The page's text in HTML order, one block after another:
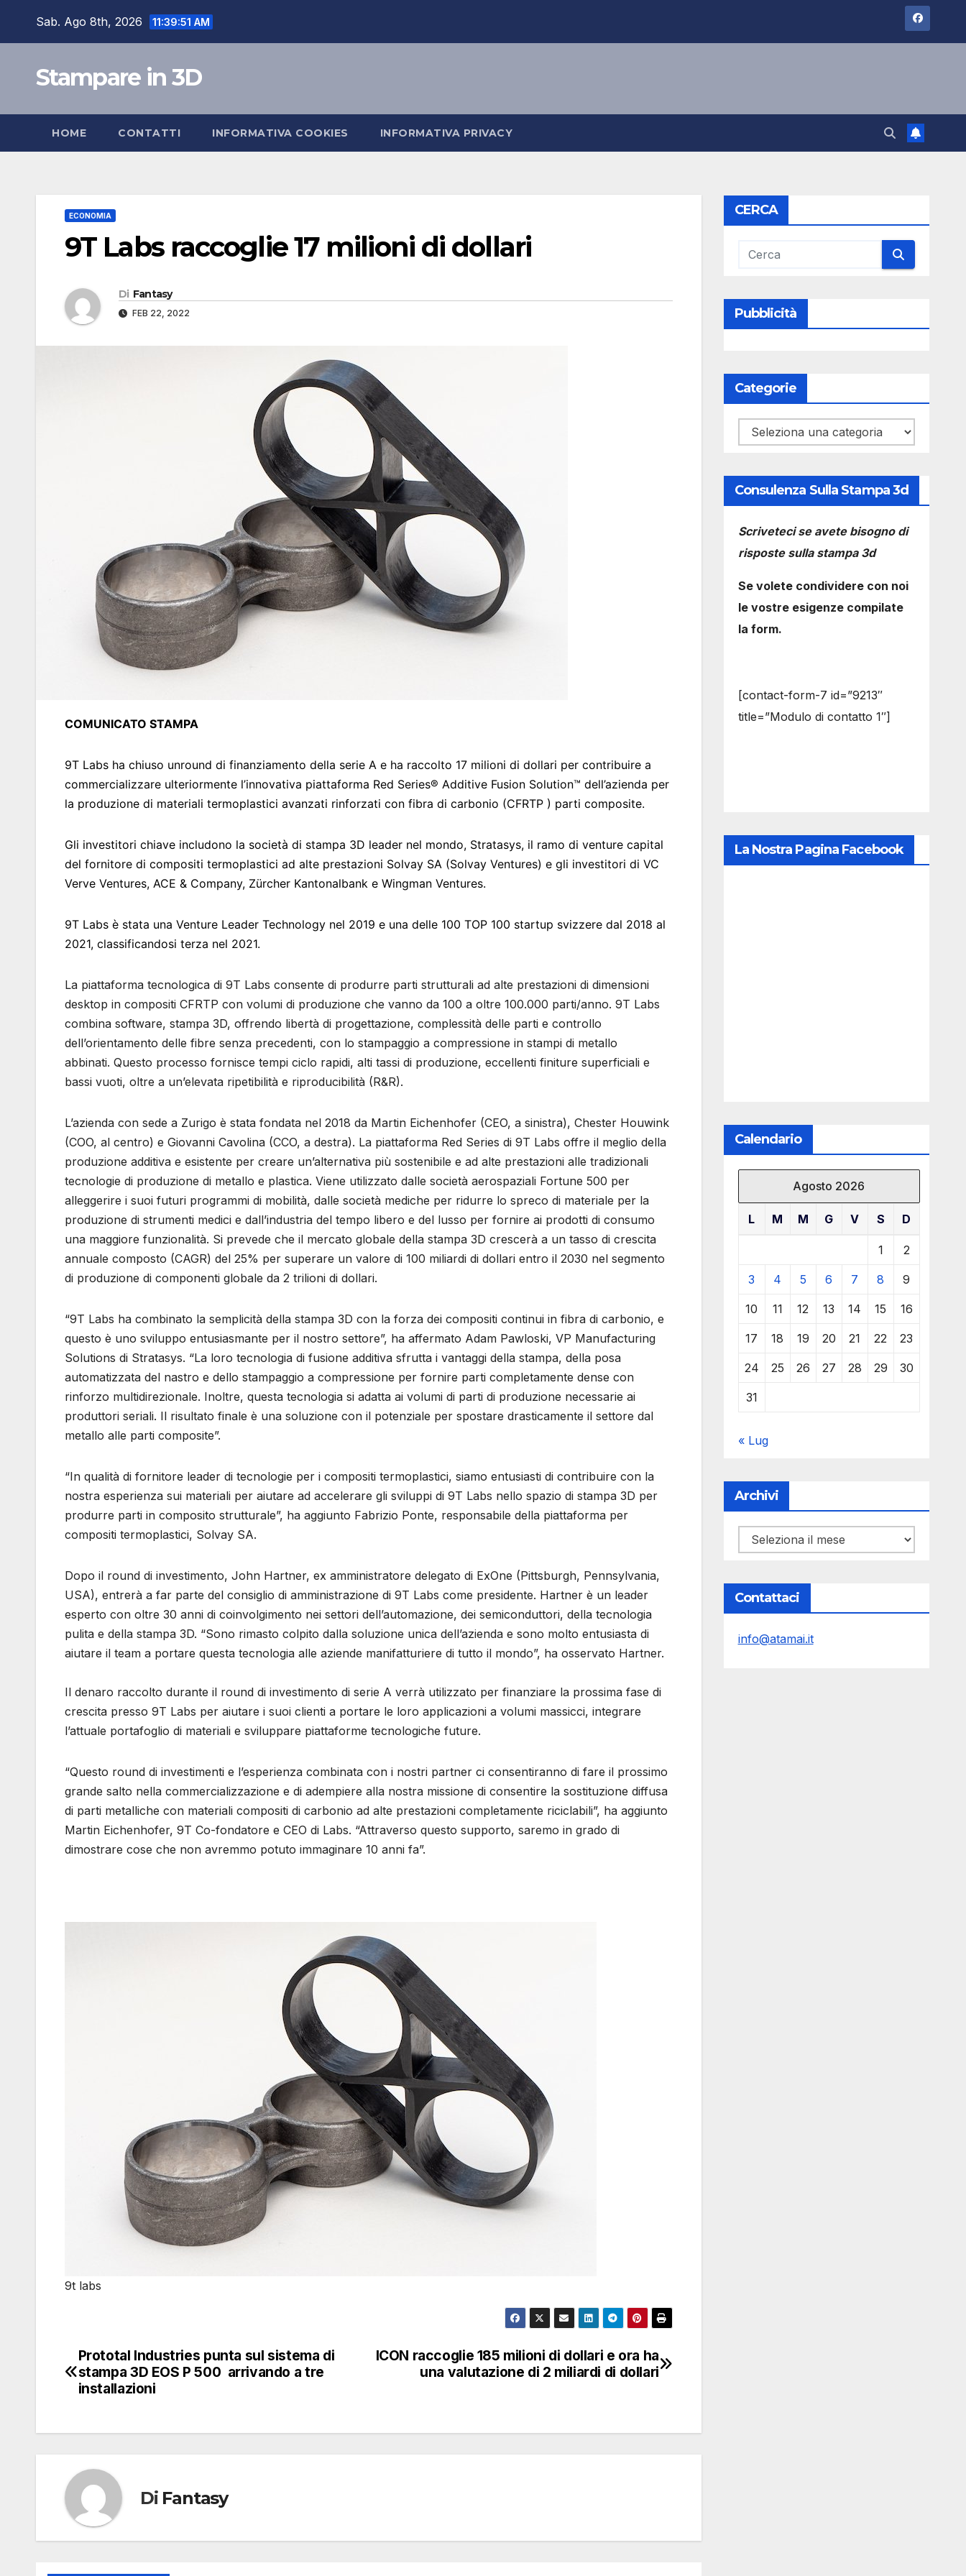
Sab. Ago 8th, 2026 11:39:52 AM
Stampare in 3D
HOME CONTATTI INFORMATIVA COOKIES INFORMATIVA PRIVACY
ECONOMIA
9T Labs raccoglie 17 milioni di dollari
Di Fantasy
FEB 22, 2022
COMUNICATO STAMPA
9T Labs ha chiuso unround di finanziamento della serie A e ha raccolto 17 milioni di dollari per contribuire a
commercializzare ulteriormente l’innovativa piattaforma Red Series® Additive Fusion Solution™ dell’azienda per
la produzione di materiali termoplastici avanzati rinforzati con fibra di carbonio (CFRTP ) parti composite.
Gli investitori chiave includono la società di stampa 3D leader nel mondo, Stratasys, il ramo di venture capital
del fornitore di compositi termoplastici ad alte prestazioni Solvay SA (Solvay Ventures) e gli investitori di VC
Verve Ventures, ACE & Company, Zürcher Kantonalbank e Wingman Ventures.
9T Labs è stata una Venture Leader Technology nel 2019 e una delle 100 TOP 100 startup svizzere dal 2018 al
2021, classificandosi terza nel 2021.
La piattaforma tecnologica di 9T Labs consente di produrre parti strutturali ad alte prestazioni di dimensioni
desktop in compositi CFRTP con volumi di produzione che vanno da 100 a oltre 100.000 parti/anno. 9T Labs
combina software, stampa 3D, offrendo libertà di progettazione, complessità delle parti e controllo
dell’orientamento delle fibre senza precedenti, con lo stampaggio a compressione in stampi di metallo
abbinati. Questo processo fornisce tempi ciclo rapidi, alti tassi di produzione, eccellenti finiture superficiali e
bassi vuoti, oltre a un’elevata ripetibilità e riproducibilità (R&R).
L’azienda con sede a Zurigo è stata fondata nel 2018 da Martin Eichenhofer (CEO, a sinistra), Chester Houwink
(COO, al centro) e Giovanni Cavolina (CCO, a destra). La piattaforma Red Series di 9T Labs offre il meglio della
produzione additiva e esistente per creare un’alternativa più sostenibile e ad alte prestazioni alle tradizionali
tecnologie di produzione di metallo e plastica. Viene utilizzato dalle società aerospaziali Fortune 500 per
alleggerire i suoi futuri programmi di mobilità, dalle società mediche per ridurre lo spreco di materiale per la
produzione di strumenti medici e dall’industria del tempo libero e del lusso per fornire ai prodotti di consumo
una maggiore funzionalità. Si prevede che il mercato globale della stampa 3D crescerà a un tasso di crescita
annuale composto (CAGR) del 25% per superare un valore di 100 miliardi di dollari entro il 2030 nel segmento
di produzione di componenti globale da 2 trilioni di dollari.
“9T Labs ha combinato la semplicità della stampa 3D con la forza dei compositi continui in fibra di carbonio, e
questo è uno sviluppo entusiasmante per il nostro settore”, ha affermato Adam Pawloski, VP Manufacturing
Solutions di Stratasys. “La loro tecnologia di fusione additiva sfrutta i vantaggi della stampa, della posa
automatizzata del nastro e dello stampaggio a compressione per fornire parti completamente dense con
rinforzo multidirezionale. Inoltre, questa tecnologia si adatta ai volumi di parti di produzione necessarie ai
produttori seriali. Il risultato finale è una soluzione con il potenziale per spostare drasticamente il settore dal
metallo alle parti composite”.
“In qualità di fornitore leader di tecnologie per i compositi termoplastici, siamo entusiasti di contribuire con la
nostra esperienza sui materiali per aiutare ad accelerare gli sviluppi di 9T Labs nello spazio di stampa 3D per
produrre parti in composito strutturale”, ha aggiunto Fabrizio Ponte, responsabile della piattaforma per
compositi termoplastici, Solvay SA.
Dopo il round di investimento, John Hartner, ex amministratore delegato di ExOne (Pittsburgh, Pennsylvania,
USA), entrerà a far parte del consiglio di amministrazione di 9T Labs come presidente. Hartner è un leader
esperto con oltre 30 anni di coinvolgimento nei settori dell’automazione, dei semiconduttori, della tecnologia
pulita e della stampa 3D. “Sono rimasto colpito dalla soluzione unica dell’azienda e sono molto entusiasta di
aiutare il team a portare questa tecnologia alle aziende manifatturiere di tutto il mondo”, ha osservato Hartner.
Il denaro raccolto durante il round di investimento di serie A verrà utilizzato per finanziare la prossima fase di
crescita presso 9T Labs per aiutare i suoi clienti a portare le loro applicazioni a volumi massicci, integrare
l’attuale portafoglio di materiali e sviluppare piattaforme tecnologiche future.
“Questo round di investimenti e l’esperienza combinata con i nostri partner ci consentiranno di fare il prossimo
grande salto nella commercializzazione e di adempiere alla nostra missione di consentire la sostituzione diffusa
di parti metalliche con materiali compositi di carbonio ad alte prestazioni completamente riciclabili”, ha aggiunto
Martin Eichenhofer, 9T Co-fondatore e CEO di Labs. “Attraverso questo supporto, saremo in grado di
dimostrare cose che non avremmo potuto immaginare 10 anni fa”.
9t labs
Navigazione
articoli
ICON raccoglie 185 milioni di dollari e ora ha
una valutazione di 2 miliardi di dollari
Prototal Industries punta sul sistema di
stampa 3D EOS P 500 arrivando a tre
installazioni
Di Fantasy
CERCA
Pubblicità
Categorie
Categorie
Consulenza Sulla Stampa 3d
Scriveteci se avete bisogno di
risposte sulla stampa 3d
Se volete condividere con noi
le vostre esigenze compilate
la form.
[contact-form-7 id=”9213″
title=”Modulo di contatto 1″]
La Nostra Pagina Facebook
Calendario
Agosto 2026
L M M G V S D
1 2
3 4 5 6 7 8 9
10 11 12 13 14 15 16
17 18 19 20 21 22 23
24 25 26 27 28 29 30
31
« Lug
Archivi
Archivi
Contattaci
info@atamai.it